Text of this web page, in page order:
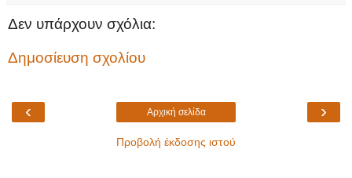
Δεν υπάρχουν σχόλια:
Δημοσίευση σχολίου
‹ ›
Αρχική σελίδα
Προβολή έκδοσης ιστού